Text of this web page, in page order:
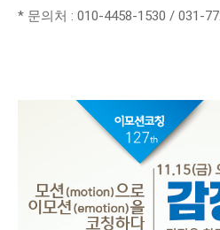
* 문의처 : 010-4458-1530 / 031-